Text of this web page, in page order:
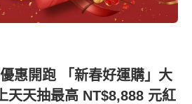
惠開跑 「新春好運購」大
天天抽最高 NT$8,888 元紅